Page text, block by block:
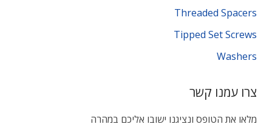
Threaded Spacers
Tipped Set Screws
Washers
צרו עמנו קשר
מלאו את הטופס ונציגנו ישובו אליכם במהרה